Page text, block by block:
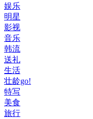
娱乐
明星
影视
音乐
韩流
送礼
生活
壮龄go!
特写
美食
旅行